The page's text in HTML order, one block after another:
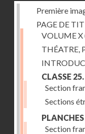
Première
PAGE DE
VOLUME X
THÉATRE,
CLASSE
Section
Sections
PLANCHES
Section